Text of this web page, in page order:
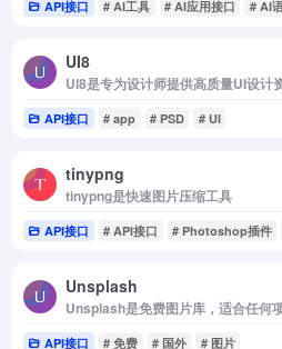
API接口 # AI工具 # AI应用接口 # AI
UI8
UI8是专为设计师提供高质量UI设计
API接口 # app # PSD # UI
tinypng
tinypng是快速图片压缩工具
API接口 # API接口 # Photoshop插件
Unsplash
Unsplash是免费图片库，适合任何
API接口 # 免费 # 国外 # 图片